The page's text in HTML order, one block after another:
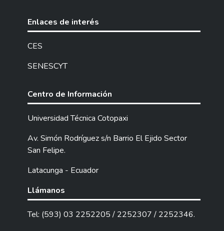
Enlaces de interés
CES
SENESCYT
Centro de Información
Universidad Técnica Cotopaxi
Av. Simón Rodríguez s/n Barrio El Ejido Sector
San Felipe.
Latacunga - Ecuador
Llámanos
Tel: (593) 03 2252205 / 2252307 / 2252346.